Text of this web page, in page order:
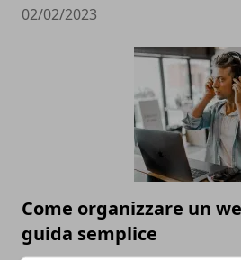
02/02/2023
Come organizzare un
guida semplice